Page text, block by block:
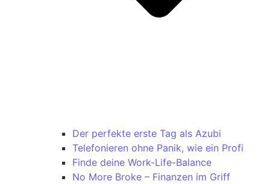
Der perfekte erste Tag als Azubi
Telefonieren ohne Panik, wie ein Profi
Finde deine Work-Life-Balance
No More Broke – Finanzen im Griff